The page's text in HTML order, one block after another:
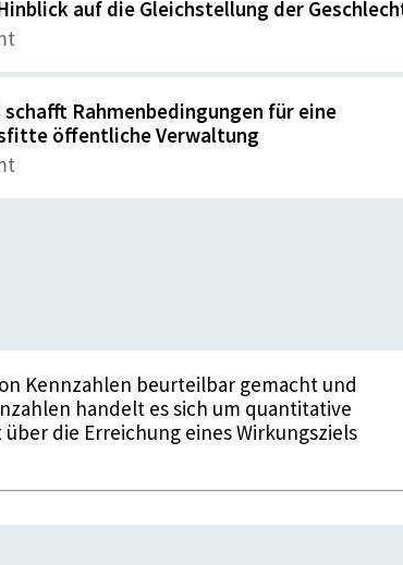
auf die Gleichstellung der
Rahmenbedingungen für eine
öffentliche Verwaltung
Kennzahlen beurteilbar gemacht und
handelt es sich um quantitative
die Erreichung eines Wirkungsziels